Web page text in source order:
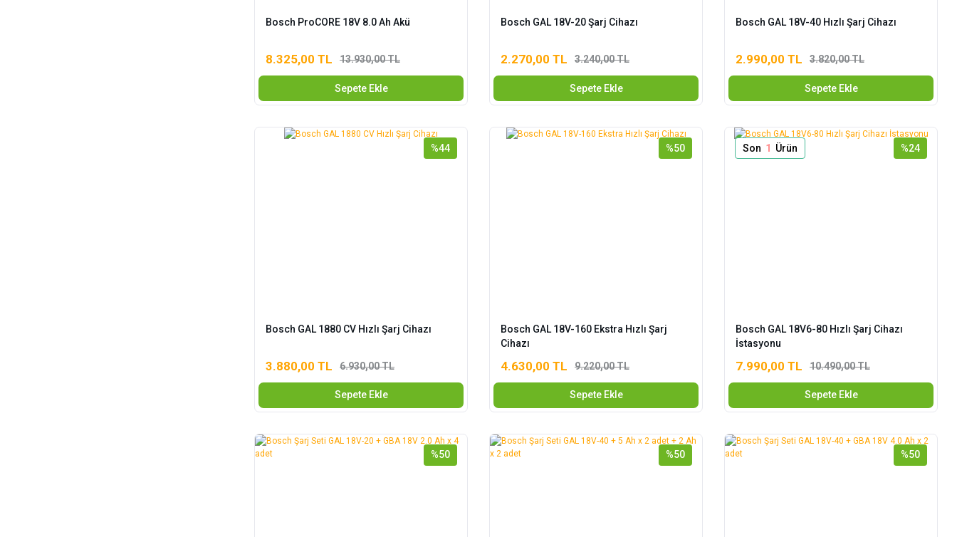
Bosch ProCORE 18V 8.0 Ah Akü
8.325,00 TL 13.930,00 TL
Sepete Ekle
Bosch GAL 18V-20 Şarj Cihazı
2.270,00 TL 3.240,00 TL
Sepete Ekle
Bosch GAL 18V-40 Hızlı Şarj Cihazı
2.990,00 TL 3.820,00 TL
Sepete Ekle
%44
Bosch GAL 1880 CV Hızlı Şarj Cihazı
3.880,00 TL 6.930,00 TL
Sepete Ekle
%50
Bosch GAL 18V-160 Ekstra Hızlı Şarj
Cihazı
4.630,00 TL 9.220,00 TL
Sepete Ekle
Son 1 Ürün %24
Bosch GAL 18V6-80 Hızlı Şarj Cihazı
İstasyonu
7.990,00 TL 10.490,00 TL
Sepete Ekle
%50 %50 %50